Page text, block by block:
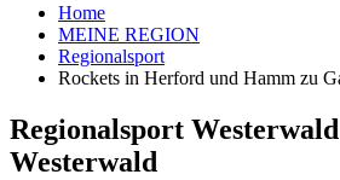
Home
MEINE REGION
Regionalsport
Rockets in Herford und Hamm zu
Regionalsport
Westerwald